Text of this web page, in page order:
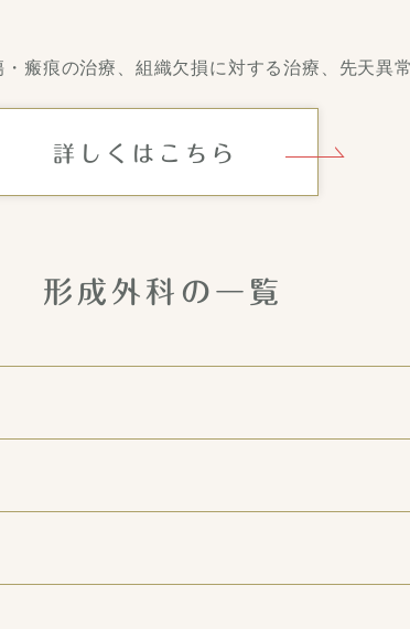
瘢痕の治療、組織欠損に対する治療、先天異
詳しくはこちら
形成外科の一覧